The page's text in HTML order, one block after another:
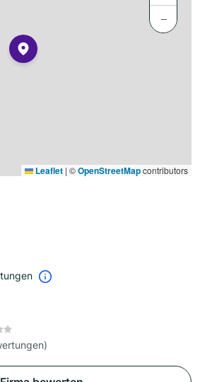
−
Leaflet | ©OpenStreetMapcontributors